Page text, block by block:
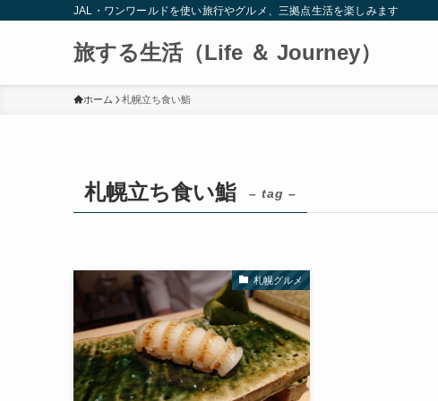
JAL・ワンワールドを使い旅行やグルメ、三拠点生活を楽しみます
旅する生活（Life ＆ Journey）
ホーム 札幌立ち食い鮨
札幌立ち食い鮨 – tag –
札幌グルメ